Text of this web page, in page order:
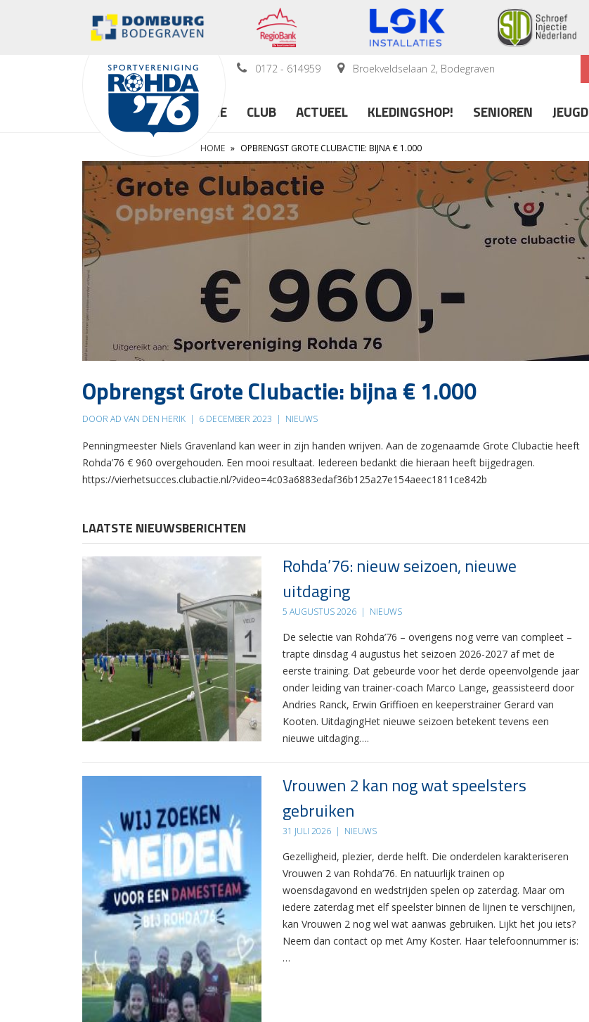
0172 - 614959 Broekveldselaan 2, Bodegraven
HOME CLUB ACTUEEL KLEDINGSHOP! SENIOREN JEUGD
HOME » OPBRENGST GROTE CLUBACTIE: BIJNA € 1.000
Opbrengst Grote Clubactie: bijna € 1.000
DOOR AD VAN DEN HERIK | 6 DECEMBER 2023 | NIEUWS
Penningmeester Niels Gravenland kan weer in zijn handen wrijven. Aan de zogenaamde Grote Clubactie heeft
Rohda’76 € 960 overgehouden. Een mooi resultaat. Iedereen bedankt die hieraan heeft bijgedragen.
https://vierhetsucces.clubactie.nl/?video=4c03a6883edaf36b125a27e154aeec1811ce842b
LAATSTE NIEUWSBERICHTEN
Rohda’76: nieuw seizoen, nieuwe
uitdaging
5 AUGUSTUS 2026 | NIEUWS
De selectie van Rohda’76 – overigens nog verre van compleet –
trapte dinsdag 4 augustus het seizoen 2026-2027 af met de
eerste training. Dat gebeurde voor het derde opeenvolgende jaar
onder leiding van trainer-coach Marco Lange, geassisteerd door
Andries Ranck, Erwin Griffioen en keeperstrainer Gerard van
Kooten. UitdagingHet nieuwe seizoen betekent tevens een
nieuwe uitdaging….
Vrouwen 2 kan nog wat speelsters
gebruiken
31 JULI 2026 | NIEUWS
Gezelligheid, plezier, derde helft. Die onderdelen karakteriseren
Vrouwen 2 van Rohda’76. En natuurlijk trainen op
woensdagavond en wedstrijden spelen op zaterdag. Maar om
iedere zaterdag met elf speelster binnen de lijnen te verschijnen,
kan Vrouwen 2 nog wel wat aanwas gebruiken. Lijkt het jou iets?
Neem dan contact op met Amy Koster. Haar telefoonnummer is:
…